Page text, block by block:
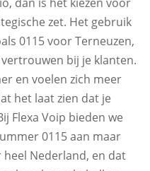
zet. Het gebruik
0115 voor Terneuzen,
bij je klanten.
en voelen zich meer
het laat zien dat je
Flexa Voip bieden we
0115 aan maar
Nederland, en dat